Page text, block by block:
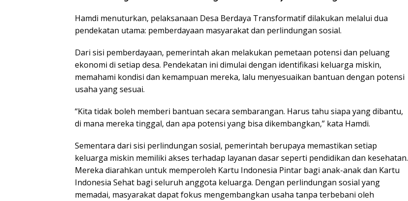
Hamdi menuturkan, pelaksanaan Desa Berdaya Transformatif dilakukan melalui dua
pendekatan utama: pemberdayaan masyarakat dan perlindungan sosial.
Dari sisi pemberdayaan, pemerintah akan melakukan pemetaan potensi dan peluang
ekonomi di setiap desa. Pendekatan ini dimulai dengan identifikasi keluarga miskin,
memahami kondisi dan kemampuan mereka, lalu menyesuaikan bantuan dengan potensi
usaha yang sesuai.
“Kita tidak boleh memberi bantuan secara sembarangan. Harus tahu siapa yang dibantu,
di mana mereka tinggal, dan apa potensi yang bisa dikembangkan,” kata Hamdi.
Sementara dari sisi perlindungan sosial, pemerintah berupaya memastikan setiap
keluarga miskin memiliki akses terhadap layanan dasar seperti pendidikan dan kesehatan.
Mereka diarahkan untuk memperoleh Kartu Indonesia Pintar bagi anak-anak dan Kartu
Indonesia Sehat bagi seluruh anggota keluarga. Dengan perlindungan sosial yang
memadai, masyarakat dapat fokus mengembangkan usaha tanpa terbebani oleh